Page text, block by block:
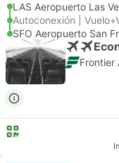
LAS Aeropuerto Las
Autoconexión |
SFO Aeropuerto San
Frontier